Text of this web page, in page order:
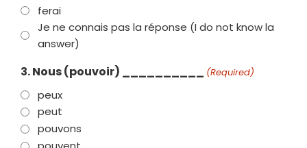
ferai
Je ne connais pas la réponse (I do not know la
answer)
3. Nous (pouvoir) __________ (Required)
peux
peut
pouvons